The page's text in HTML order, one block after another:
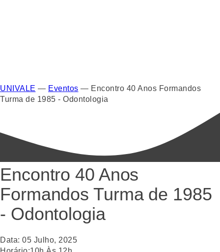
UNIVALE — Eventos — Encontro 40 Anos Formandos
Turma de 1985 - Odontologia
Encontro 40 Anos
Formandos Turma de 1985
- Odontologia
Data: 05 Julho, 2025